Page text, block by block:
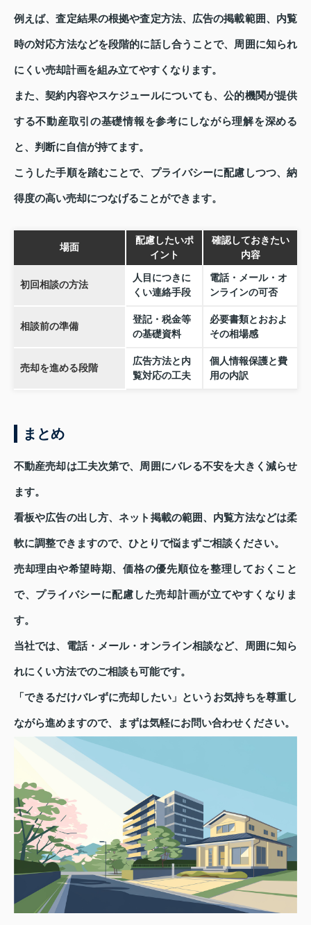
例えば、査定結果の根拠や査定方法、広告の掲載範囲、内覧
時の対応方法などを段階的に話し合うことで、周囲に知られ
にくい売却計画を組み立てやすくなります。
また、契約内容やスケジュールについても、公的機関が提供
する不動産取引の基礎情報を参考にしながら理解を深める
と、判断に自信が持てます。
こうした手順を踏むことで、プライバシーに配慮しつつ、納
得度の高い売却につなげることができます。
場面
配慮したいポ
イント
確認しておきたい
内容
初回相談の方法
人目につきに
くい連絡手段
電話・メール・オ
ンラインの可否
相談前の準備
登記・税金等
の基礎資料
必要書類とおおよ
その相場感
売却を進める段階
広告方法と内
覧対応の工夫
個人情報保護と費
用の内訳
まとめ
不動産売却は工夫次第で、周囲にバレる不安を大きく減らせ
ます。
看板や広告の出し方、ネット掲載の範囲、内覧方法などは柔
軟に調整できますので、ひとりで悩まずご相談ください。
売却理由や希望時期、価格の優先順位を整理しておくこと
で、プライバシーに配慮した売却計画が立てやすくなりま
す。
当社では、電話・メール・オンライン相談など、周囲に知ら
れにくい方法でのご相談も可能です。
「できるだけバレずに売却したい」というお気持ちを尊重し
ながら進めますので、まずは気軽にお問い合わせください。